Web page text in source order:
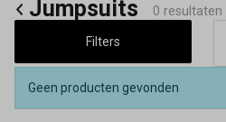
Maeve
Jumpsuits 0 resultaten
Filters
Geen producten gevonden